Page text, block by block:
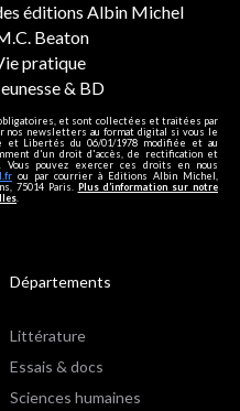
éditions Albin Michel
Beaton
pratique
& BD
et sont collectées et traitées par
nos newsletters au format digital si vous le
et Libertés du 06/01/1978 modifiée et au
d'un droit d'accès, de rectification et
Vous pouvez exercer ces droits en nous
ou par courrier à Editions Albin Michel,
75014 Paris. Plus d’information sur notre
Départements
Littérature
Essais & docs
Sciences humaines